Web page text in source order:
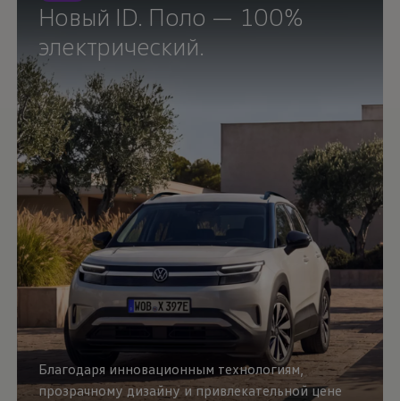
Новый ID. Поло — 100%
электрический.
Благодаря инновационным технологиям,
прозрачному дизайну и привлекательной цене